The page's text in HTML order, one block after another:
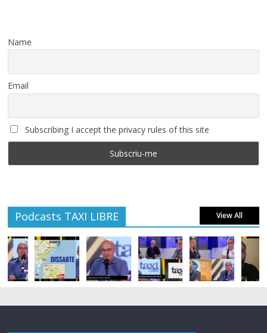
Name
Email
Subscribing I accept the privacy rules of this site
Podcasts TAXI LIBRE View All